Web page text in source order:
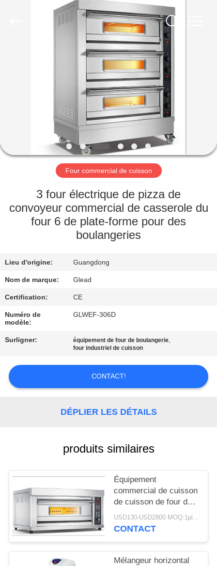
PRODUITS
VIDÉOS
SPECTACLE
VR
DE
NOUS
VISITE
L'USINE
CONTRÔLE
DE
NOUVELLES
DEMANDEZ
UN DEVIS
PLAN
DU
Four commercial de cuisson
3 four électrique de pizza de
convoyeur commercial de casserole du
four 6 de plate-forme pour des
boulangeries
Lieu d'origine: Guangdong
Nom de marque: Glead
Certification: CE
Numéro de
modèle:
GLWEF-306D
Surligner: équipement de four de boulangerie,
four industriel de cuisson
CONTACT!
DÉPLIER LES DÉTAILS
produits similaires
Équipement
commercial de cuisson
de cuisson de four de
gaz de four commercial
électrique de pizza
USD130-USD2800 MOQ:1piece
CONTACT
Mélangeur horizontal